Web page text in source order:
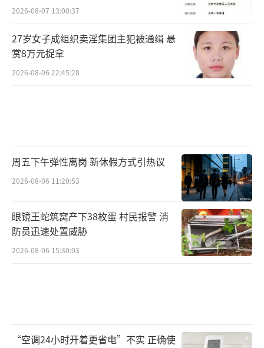
2026-08-07 13:00:37
27岁女子成组织卖淫集团主犯被通缉 悬
赏8万元捉拿
2026-08-06 22:45:28
周五下午弹性离岗 新休假方式引热议
2026-08-06 11:20:53
眼镜王蛇筑窝产下38枚蛋 村民报警 消
防员迅速处置威胁
2026-08-06 15:30:03
“空调24小时开着更省电”不实 正确使